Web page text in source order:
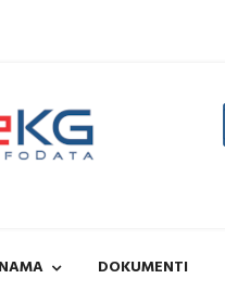
DOKUMENTI